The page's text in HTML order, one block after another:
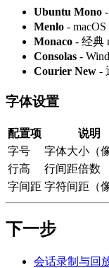
Ubuntu Mono
Menlo -
Monaco - 经典
Consolas -
Courier New -
字体设置
配置项 说明
字号
字体大小（
行高
行间距倍数
字间距 字符间距（
下一步
会话录制与回